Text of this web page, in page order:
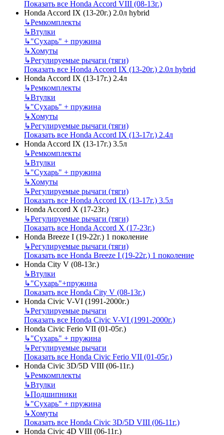
Показать все Honda Accord VIII (08-13г.)
Honda Accord IX (13-20г.) 2.0л hybrid
↳Ремкомплекты
↳Втулки
↳"Сухарь" + пружина
↳Хомуты
↳Регулируемые рычаги (тяги)
Показать все Honda Accord IX (13-20г.) 2.0л hybrid
Honda Accord IX (13-17г.) 2.4л
↳Ремкомплекты
↳Втулки
↳"Сухарь" + пружина
↳Хомуты
↳Регулируемые рычаги (тяги)
Показать все Honda Accord IX (13-17г.) 2.4л
Honda Accord IX (13-17г.) 3.5л
↳Ремкомплекты
↳Втулки
↳"Сухарь" + пружина
↳Хомуты
↳Регулируемые рычаги (тяги)
Показать все Honda Accord IX (13-17г.) 3.5л
Honda Accord X (17-23г.)
↳Регулируемые рычаги (тяги)
Показать все Honda Accord X (17-23г.)
Honda Breeze I (19-22г.) 1 поколение
↳Регулируемые рычаги (тяги)
Показать все Honda Breeze I (19-22г.) 1 поколение
Honda City V (08-13г.)
↳Втулки
↳"Сухарь"+пружина
Показать все Honda City V (08-13г.)
Honda Civic V-VI (1991-2000г.)
↳Регулируемые рычаги
Показать все Honda Civic V-VI (1991-2000г.)
Honda Civic Ferio VII (01-05г.)
↳"Сухарь" + пружина
↳Регулируемые рычаги
Показать все Honda Civic Ferio VII (01-05г.)
Honda Civic 3D/5D VIII (06-11г.)
↳Ремкомплекты
↳Втулки
↳Подшипники
↳"Сухарь" + пружина
↳Хомуты
Показать все Honda Civic 3D/5D VIII (06-11г.)
Honda Civic 4D VIII (06-11г.)